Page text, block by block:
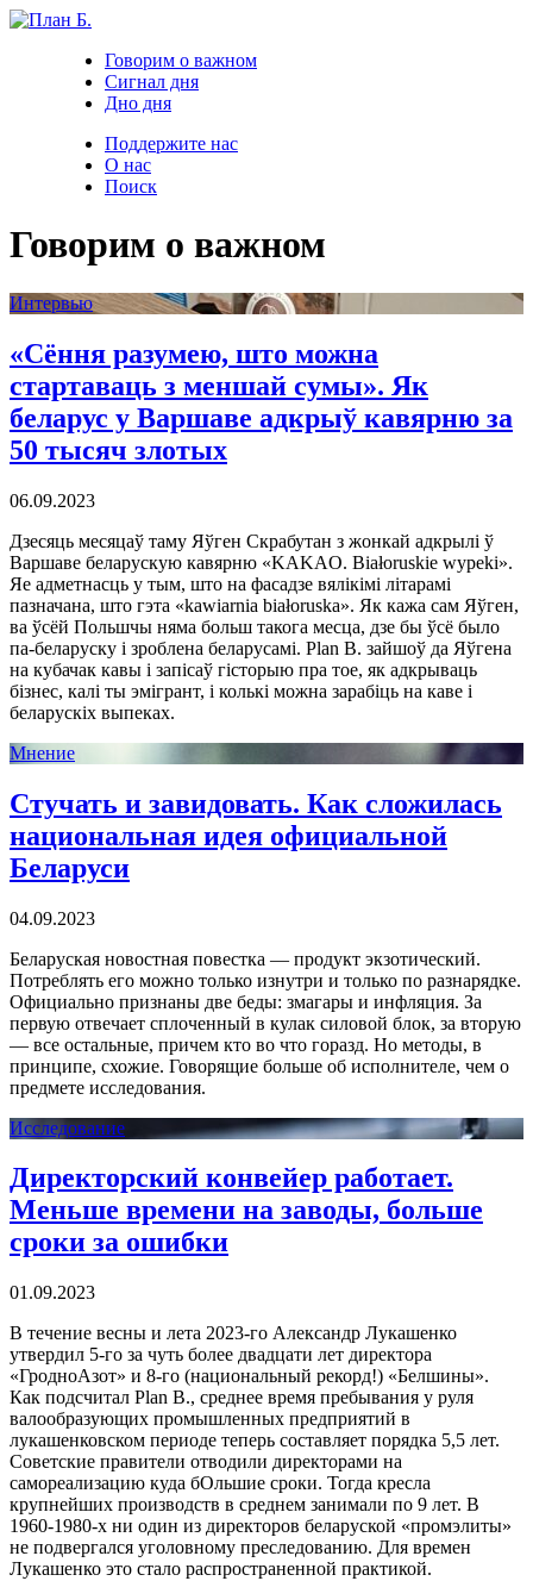
Говорим о важном
Сигнал дня
Дно дня
Поддержите нас
О нас
Поиск
Говорим о важном
Интервью
«Сёння разумею, што можна
стартаваць з меншай сумы». Як
беларус у Варшаве адкрыў кавярню за
50 тысяч злотых
06.09.2023
Дзесяць месяцаў таму Яўген Скрабутан з жонкай адкрылі ў
Варшаве беларускую кавярню «KAKAO. Białoruskie wypeki».
Яе адметнасць у тым, што на фасадзе вялікімі літарамі
пазначана, што гэта «kawiarnia białoruska». Як кажа сам Яўген,
ва ўсёй Польшчы няма больш такога месца, дзе бы ўсё было
па-беларуску і зроблена беларусамі. Plan B. зайшоў да Яўгена
на кубачак кавы і запісаў гісторыю пра тое, як адкрываць
бізнес, калі ты эмігрант, і колькі можна зарабіць на каве і
беларускіх выпеках.
Мнение
Стучать и завидовать. Как сложилась
национальная идея официальной
Беларуси
04.09.2023
Беларуская новостная повестка — продукт экзотический.
Потреблять его можно только изнутри и только по разнарядке.
Официально признаны две беды: змагары и инфляция. За
первую отвечает сплоченный в кулак силовой блок, за вторую
— все остальные, причем кто во что горазд. Но методы, в
принципе, схожие. Говорящие больше об исполнителе, чем о
предмете исследования.
Исследование
Директорский конвейер работает.
Меньше времени на заводы, больше
сроки за ошибки
01.09.2023
В течение весны и лета 2023-го Александр Лукашенко
утвердил 5-го за чуть более двадцати лет директора
«ГродноАзот» и 8-го (национальный рекорд!) «Белшины».
Как подсчитал Plan B., среднее время пребывания у руля
валообразующих промышленных предприятий в
лукашенковском периоде теперь составляет порядка 5,5 лет.
Советские правители отводили директорами на
самореализацию куда бОльшие сроки. Тогда кресла
крупнейших производств в среднем занимали по 9 лет. В
1960-1980-х ни один из директоров беларуской «промэлиты»
не подвергался уголовному преследованию. Для времен
Лукашенко это стало распространенной практикой.